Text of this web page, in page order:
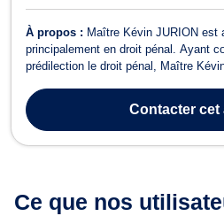
À propos : Maître Kévin JURION est
principalement en droit pénal. Ayant
prédilection le droit pénal, Maître
pénale (garde à vue, instruction,
prononcé du jugement et am...
Contactercet
Ce que nos